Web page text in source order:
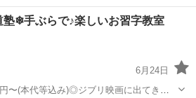
塾❄︎手ぶらで♪楽しいお習字教室
6月24日
〜(本代等込み)◎ジブリ映画に出てきそ